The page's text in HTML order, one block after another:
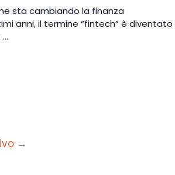
sta cambiando la finanza
anni, il termine “fintech” è diventato
→